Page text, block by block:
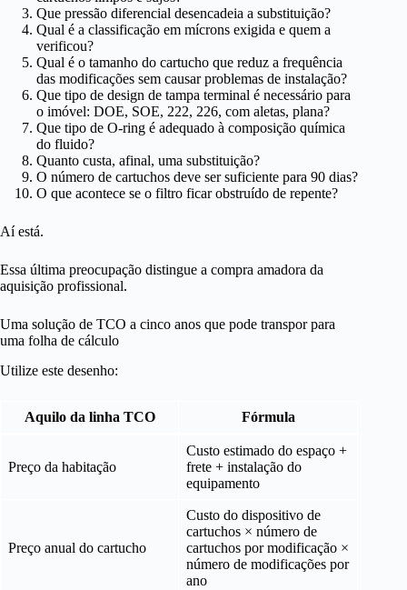
Que pressão diferencial desencadeia a substituição?
Qual é a classificação em mícrons exigida e quem a
verificou?
Qual é o tamanho do cartucho que reduz a frequência
das modificações sem causar problemas de instalação?
Que tipo de design de tampa terminal é necessário para
o imóvel: DOE, SOE, 222, 226, com aletas, plana?
Que tipo de O-ring é adequado à composição química
do fluido?
Quanto custa, afinal, uma substituição?
O número de cartuchos deve ser suficiente para 90 dias?
O que acontece se o filtro ficar obstruído de repente?
Aí está.
Essa última preocupação distingue a compra amadora da
aquisição profissional.
Uma solução de TCO a cinco anos que pode transpor para
uma folha de cálculo
Utilize este desenho:
Aquilo da linha TCO Fórmula
Preço da habitação
Custo estimado do espaço +
frete + instalação do
equipamento
Preço anual do cartucho
Custo do dispositivo de
cartuchos × número de
cartuchos por modificação ×
número de modificações por
ano